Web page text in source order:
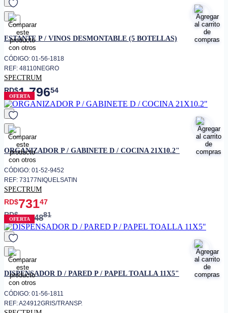
favorito
ESTANTE P / VINOS DESMONTABLE (5 BOTELLAS)
CÓDIGO: 01-56-1818
REF: 48110NEGRO
SPECTRUM
RD$1,79654
OFERTA
favorito
ORGANIZADOR P / GABINETE D / COCINA 21X10.2"
CÓDIGO: 01-52-9452
REF: 73177NIQUELSATIN
SPECTRUM
RD$73147
RD$1,14881
OFERTA
favorito
DISPENSADOR D / PARED P / PAPEL TOALLA 11X5"
CÓDIGO: 01-56-1811
REF: A24912GRIS/TRANSP.